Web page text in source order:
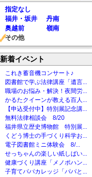
指定なし
福井・坂井
丹南
奥越前
嶺南
その他
新着イベント
これき蓄音機コンサート♪
図書館で学ぶ法律講座「遺言...
職場のお悩み・解決！夜間労...
かるたクイーンが教える百人...
【申込受付中】特別展記念講...
無料法律相談会 8/20
福井県立歴史博物館 特別展...
くどう博士の手づくり科学お...
電子図書館ミニ体験会 8/...
せっちゃんの楽しい紙しばい...
健康づくり講座「メノポハン...
子育てパパカレッジ「パパと...